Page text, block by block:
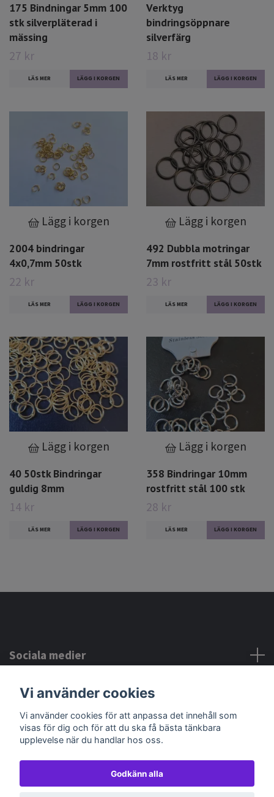
175 Bindningar 5mm 100
stk silverpläterad i
mässing
27 kr
LÄS MER
Verktyg
bindringsöppnare
silverfärg
18 kr
LÄS MER
Lägg i korgen
2004 bindringar
4x0,7mm 50stk
22 kr
LÄS MER
Lägg i korgen
492 Dubbla motringar
7mm rostfritt stål 50stk
23 kr
LÄS MER
Lägg i korgen
40 50stk Bindringar
guldig 8mm
14 kr
LÄS MER
Lägg i korgen
358 Bindringar 10mm
rostfritt stål 100 stk
28 kr
LÄS MER
Sociala medier
Kontakta oss
Vi använder cookies
Vi använder cookies för att anpassa det innehåll som
visas för dig och för att du ska få bästa tänkbara
upplevelse när du handlar hos oss.
Godkänn alla